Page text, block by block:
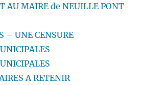
AU MAIRE de NEUILLE PONT
– UNE CENSURE
A RETENIR